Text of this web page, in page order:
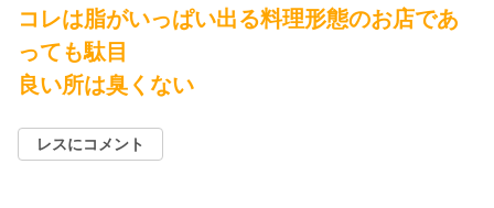
コレは脂がいっぱい出る料理形態のお店であ
っても駄目
良い所は臭くない
レスにコメント